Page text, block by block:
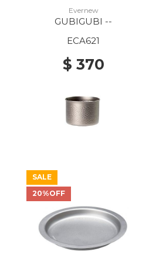
Evernew
GUBIGUBI --
ECA621
$ 370
SALE
20%OFF